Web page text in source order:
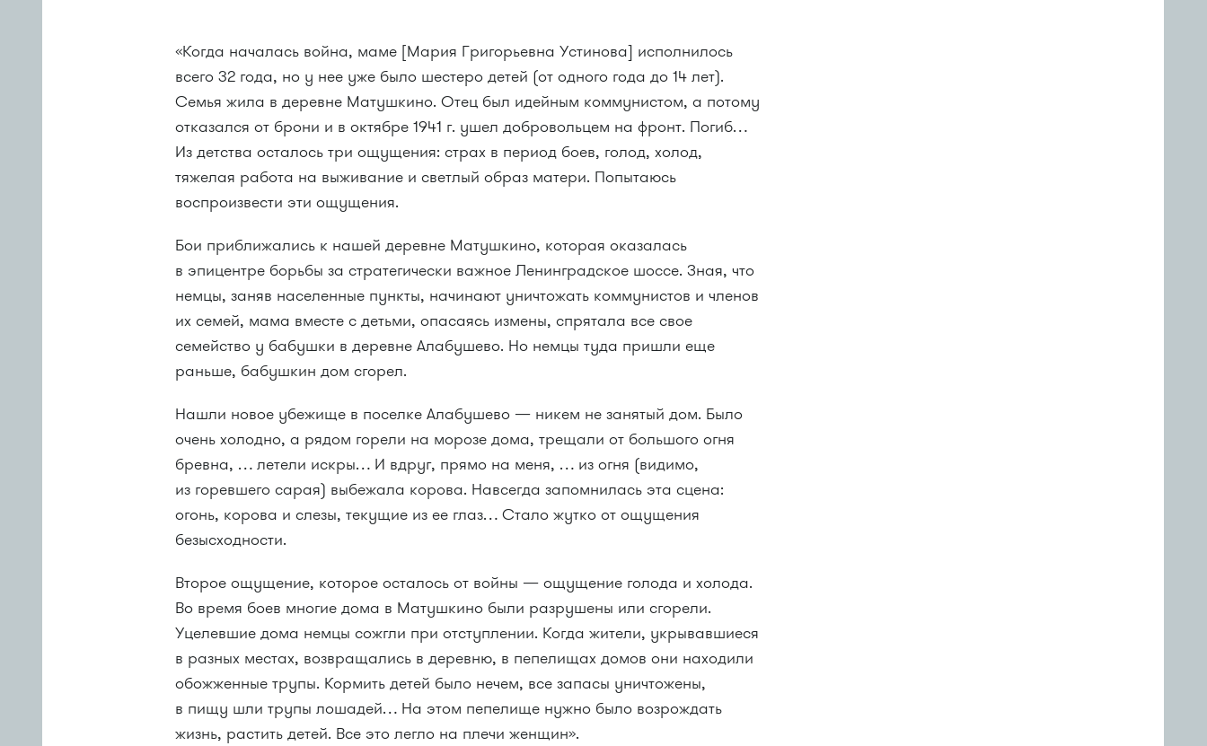
«Когда началась война, маме [Мария Григорьевна Устинова] исполнилось
всего 32 года, но у нее уже было шестеро детей (от одного года до 14 лет).
Семья жила в деревне Матушкино. Отец был идейным коммунистом, а потому
отказался от брони и в октябре 1941 г. ушел добровольцем на фронт. Погиб…
Из детства осталось три ощущения: страх в период боев, голод, холод,
тяжелая работа на выживание и светлый образ матери. Попытаюсь
воспроизвести эти ощущения.
Бои приближались к нашей деревне Матушкино, которая оказалась
в эпицентре борьбы за стратегически важное Ленинградское шоссе. Зная, что
немцы, заняв населенные пункты, начинают уничтожать коммунистов и членов
их семей, мама вместе с детьми, опасаясь измены, спрятала все свое
семейство у бабушки в деревне Алабушево. Но немцы туда пришли еще
раньше, бабушкин дом сгорел.
Нашли новое убежище в поселке Алабушево — никем не занятый дом. Было
очень холодно, а рядом горели на морозе дома, трещали от большого огня
бревна, … летели искры… И вдруг, прямо на меня, … из огня (видимо,
из горевшего сарая) выбежала корова. Навсегда запомнилась эта сцена:
огонь, корова и слезы, текущие из ее глаз… Стало жутко от ощущения
безысходности.
Второе ощущение, которое осталось от войны — ощущение голода и холода.
Во время боев многие дома в Матушкино были разрушены или сгорели.
Уцелевшие дома немцы сожгли при отступлении. Когда жители, укрывавшиеся
в разных местах, возвращались в деревню, в пепелищах домов они находили
обожженные трупы. Кормить детей было нечем, все запасы уничтожены,
в пищу шли трупы лошадей… На этом пепелище нужно было возрождать
жизнь, растить детей. Все это легло на плечи женщин».